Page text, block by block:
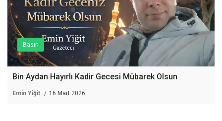
Basın
Bin Aydan Hayırlı Kadir Gecesi Mübarek Olsun
Emin Yiğit 16 Mart 2026